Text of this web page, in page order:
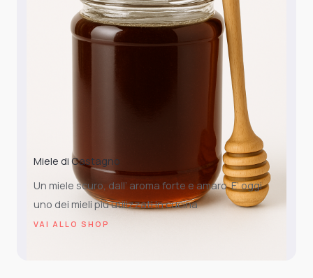
Miele di Castagno
Un miele scuro, dall’ aroma forte e amaro. E’ oggi
uno dei mieli più utilizzati in cucina
VAI ALLO SHOP